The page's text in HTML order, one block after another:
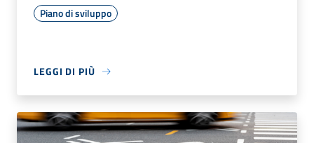
Piano di sviluppo
LEGGI DI PIÙ